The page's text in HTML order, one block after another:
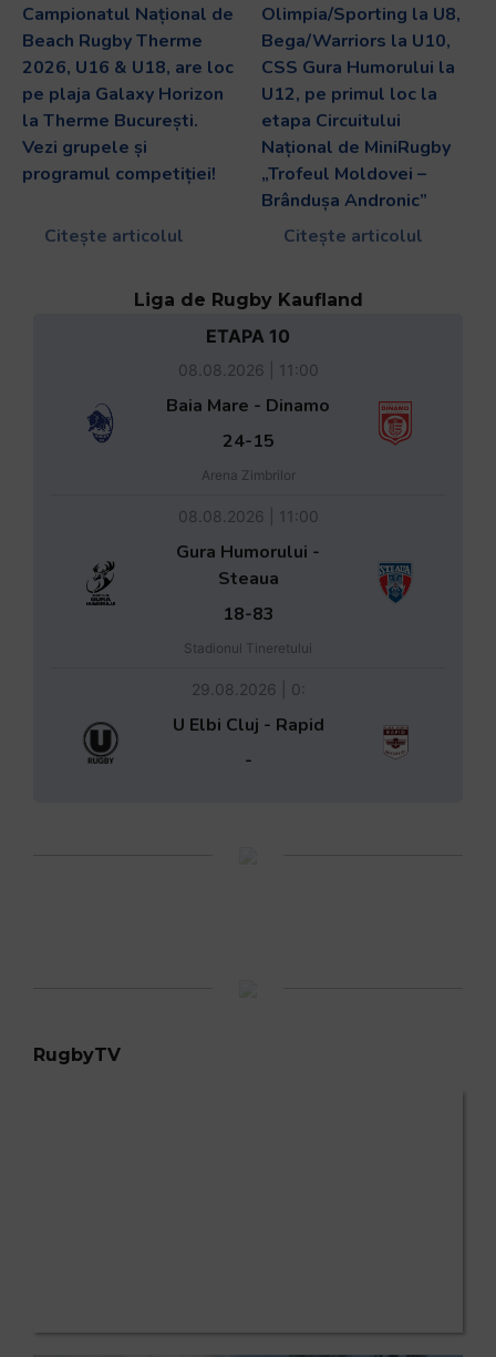
Campionatul Național de
Beach Rugby Therme
2026, U16 & U18, are loc
pe plaja Galaxy Horizon
la Therme București.
Vezi grupele și
programul competiției!
Citește articolul
Olimpia/Sporting la U8,
Bega/Warriors la U10,
CSS Gura Humorului la
U12, pe primul loc la
etapa Circuitului
Național de MiniRugby
„Trofeul Moldovei –
Brândușa Andronic”
Citește articolul
Liga de Rugby Kaufland
ETAPA 10
08.08.2026 | 11:00
Baia Mare - Dinamo
24-15
Arena Zimbrilor
08.08.2026 | 11:00
Gura Humorului -
Steaua
18-83
Stadionul Tineretului
29.08.2026 | 0:
U Elbi Cluj - Rapid
-
RugbyTV